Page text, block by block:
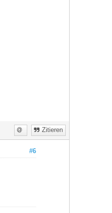
Zitieren
#6